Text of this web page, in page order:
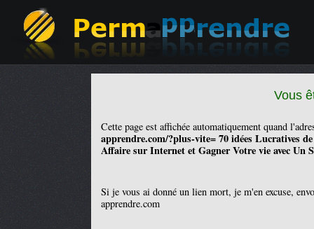
Vous
Cette page est affichée automatiquement quand
apprendre.com/?plus-vite= 70 idées Lucratives
Affaire sur Internet et Gagner Votre vie avec Un
Si je vous ai donné un lien mort, je m'en excuse,
apprendre.com